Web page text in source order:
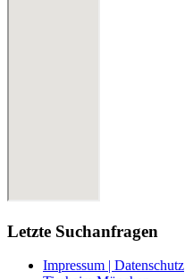
Letzte Suchanfragen
Impressum | Datenschutz